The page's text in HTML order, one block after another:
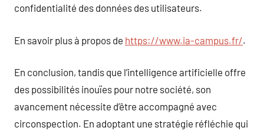
confidentialité des données des utilisateurs.
En savoir plus à propos de https://www.ia-campus.fr/.
En conclusion, tandis que l’intelligence artificielle offre
des possibilités inouïes pour notre société, son
avancement nécessite d’être accompagné avec
circonspection. En adoptant une stratégie réfléchie qui